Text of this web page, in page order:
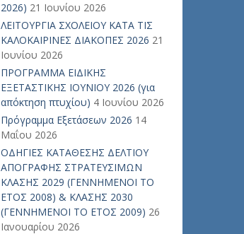
2026) 21 Ιουνίου 2026
ΛΕΙΤΟΥΡΓΙΑ ΣΧΟΛΕΙΟΥ ΚΑΤΑ ΤΙΣ
ΚΑΛΟΚΑΙΡΙΝΕΣ ΔΙΑΚΟΠΕΣ 2026 21
Ιουνίου 2026
ΠΡΟΓΡΑΜΜΑ ΕΙΔΙΚΗΣ
ΕΞΕΤΑΣΤΙΚΗΣ ΙΟΥΝΙΟΥ 2026 (για
απόκτηση πτυχίου) 4 Ιουνίου 2026
Πρόγραμμα Εξετάσεων 2026 14
Μαΐου 2026
ΟΔΗΓΙΕΣ ΚΑΤΑΘΕΣΗΣ ΔΕΛΤΙΟΥ
ΑΠΟΓΡΑΦΗΣ ΣΤΡΑΤΕΥΣΙΜΩΝ
ΚΛΑΣΗΣ 2029 (ΓΕΝΝΗΜΕΝΟΙ ΤΟ
ΕΤΟΣ 2008) & ΚΛΑΣΗΣ 2030
(ΓΕΝΝΗΜΕΝΟΙ ΤΟ ΕΤΟΣ 2009) 26
Ιανουαρίου 2026